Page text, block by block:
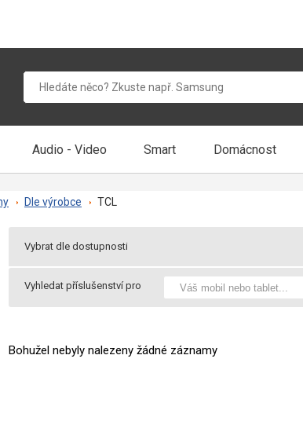
Audio - Video Smart Domácnost
Dle výrobce TCL
Vybrat dle dostupnosti
Praha 2 ihned k odběru
Praha 2 v pondělí k
Vyhledat příslušenství pro
Bohužel nebyly nalezeny žádné záznamy